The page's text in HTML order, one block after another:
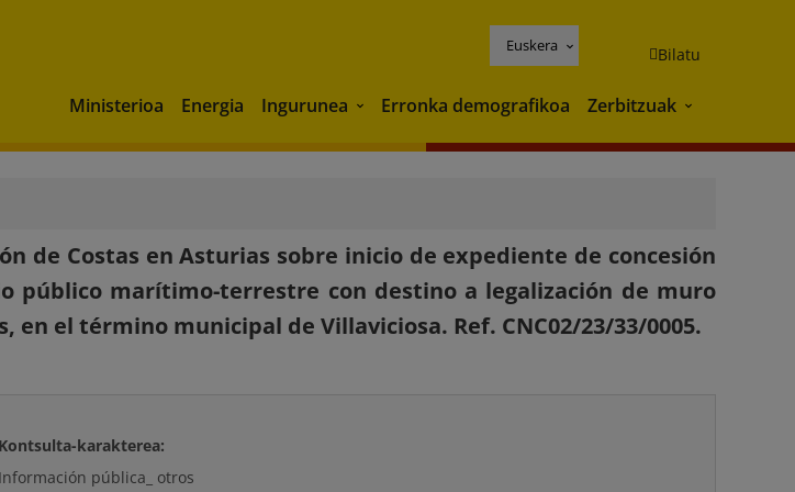
Euskera Bilatu
Ministerioa Energia Ingurunea Ingurunea
Erronka demografikoa Zerbitzuak Zerbitzuak
de Costas en Asturias sobre inicio de expediente de concesión
público marítimo-terrestre con destino a legalización de muro
en el término municipal de Villaviciosa. Ref. CNC02/23/33/0005.
Kontsulta-karakterea:
Información pública_ otros